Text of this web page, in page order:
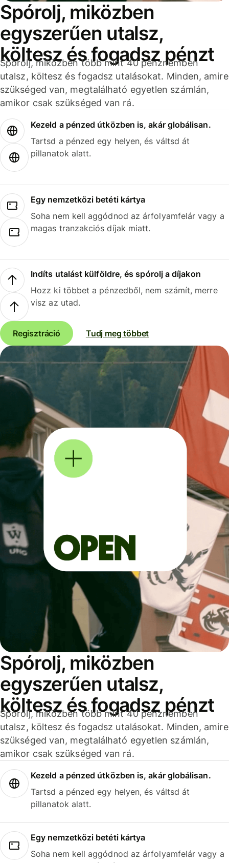
Spórolj, miközben
egyszerűen utalsz,
költesz és fogadsz pénzt
Spórolj, miközben több mint 40 pénznemben
utalsz, költesz és fogadsz utalásokat. Minden, amire
szükséged van, megtalálható egyetlen számlán,
amikor csak szükséged van rá.
Kezeld a pénzed útközben is, akár globálisan.
Tartsd a pénzed egy helyen, és váltsd át
pillanatok alatt.
Egy nemzetközi betéti kártya
Soha nem kell aggódnod az árfolyamfelár vagy a
magas tranzakciós díjak miatt.
Indíts utalást külföldre, és spórolj a díjakon
Hozz ki többet a pénzedből, nem számít, merre
visz az utad.
Regisztráció Tudj meg többet
Spórolj, miközben
egyszerűen utalsz,
költesz és fogadsz pénzt
Spórolj, miközben több mint 40 pénznemben
utalsz, költesz és fogadsz utalásokat. Minden, amire
szükséged van, megtalálható egyetlen számlán,
amikor csak szükséged van rá.
Kezeld a pénzed útközben is, akár globálisan.
Tartsd a pénzed egy helyen, és váltsd át
pillanatok alatt.
Egy nemzetközi betéti kártya
Soha nem kell aggódnod az árfolyamfelár vagy a